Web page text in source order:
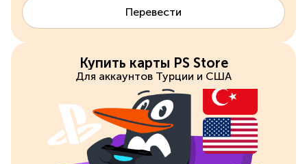
Перевести
Купить карты PS Store
Для аккаунтов Турции и США